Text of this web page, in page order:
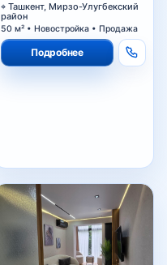
Ташкент, Мирзо-Улугбекский
район
50 м² • Новостройка • Продажа
Подробнее